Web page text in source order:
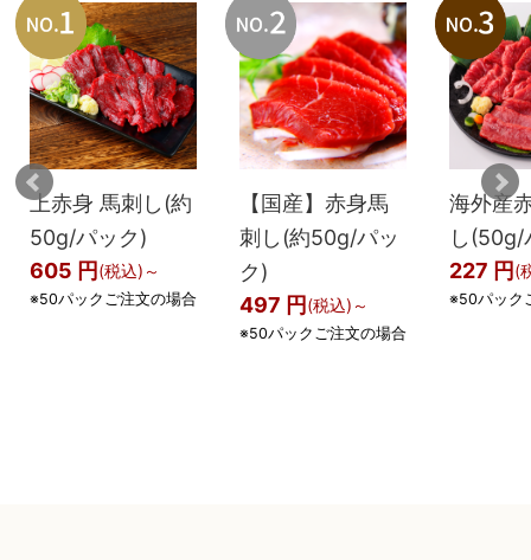
上赤身 馬刺し(約
50g/パック)
605 円(税込)～
※50パックご注文の場合
【国産】赤身馬
刺し(約50g/パッ
ク)
497 円(税込)～
※50パックご注文の場合
海外産
し(50g/
227 円(
※50パック